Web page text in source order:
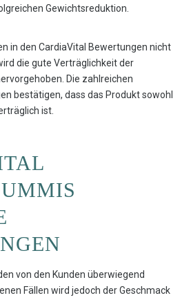
Gewichtsreduktion.
in den CardiaVital Bewertungen nicht
die gute Verträglichkeit der
Die zahlreichen
bestätigen, dass das Produkt sowohl
ist.
von den Kunden überwiegend
Fällen wird jedoch der Geschmack